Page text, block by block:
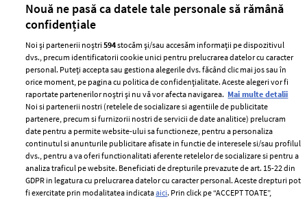
Cele mai citite
BEAUTY BEAUTY TIPS
7 uleiuri care stimulează creșterea rapidă a
părului
Nouă ne pasă ca datele tale personale să rămână
confidențiale
Noi și partenerii noștri594stocăm și/sau accesăm informații pe dispozitivul
dvs., precum identificatorii cookie unici pentru prelucrarea datelor cu caracter
personal. Puteți accepta sau gestiona alegerile dvs. făcând clic mai jos sau în
orice moment, pe pagina cu politica de confidențialitate. Aceste alegeri vor fi
raportate partenerilor noștri și nu vă vor afecta navigarea. Mai multe detalii
Noi si partenerii nostri (retelele de socializare si agentiile de publicitate
partenere, precum si furnizorii nostri de servicii de date analitice) prelucram
date pentru a permite website-ului sa functioneze, pentru a personaliza
continutul si anunturile publicitare afisate in functie de interesele si/sau profilul
dvs., pentru a va oferi functionalitati aferente retelelor de socializare si pentru a
analiza traficul pe website. Beneficiati de drepturile prevazute de art. 15-22 din
GDPR in legatura cu prelucrarea datelor cu caracter personal. Aceste drepturi pot
fi exercitate prin modalitatea indicataaici. Prin click pe “ACCEPT TOATE”,